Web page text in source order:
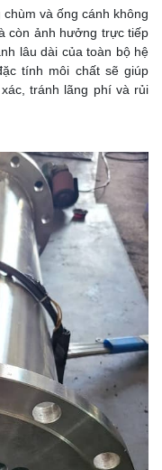
và ống cánh không
còn ảnh hưởng trực tiếp
lâu dài của toàn bộ hệ
tính môi chất sẽ giúp
tránh lãng phí và rủi